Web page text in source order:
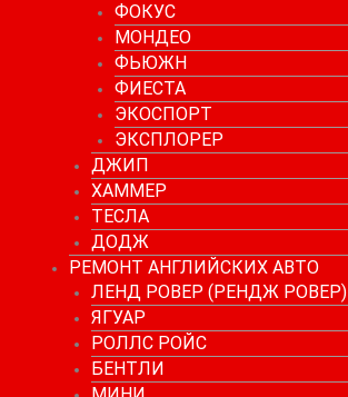
ФОКУС
МОНДЕО
ФЬЮЖН
ФИЕСТА
ЭКОСПОРТ
ЭКСПЛОРЕР
ДЖИП
ХАММЕР
ТЕСЛА
ДОДЖ
РЕМОНТ АНГЛИЙСКИХ АВТО
ЛЕНД РОВЕР (РЕНДЖ РОВЕР)
ЯГУАР
РОЛЛС РОЙС
БЕНТЛИ